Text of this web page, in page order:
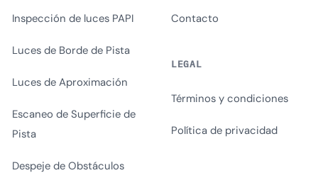
Inspección de luces PAPI
Luces de Borde de Pista
Luces de Aproximación
Escaneo de Superficie de
Pista
Despeje de Obstáculos
Contacto
LEGAL
Términos y condiciones
Política de privacidad